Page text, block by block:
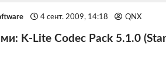
4 сент. 2009, 14:18 QNX
K-Lite Codec Pack 5.1.0